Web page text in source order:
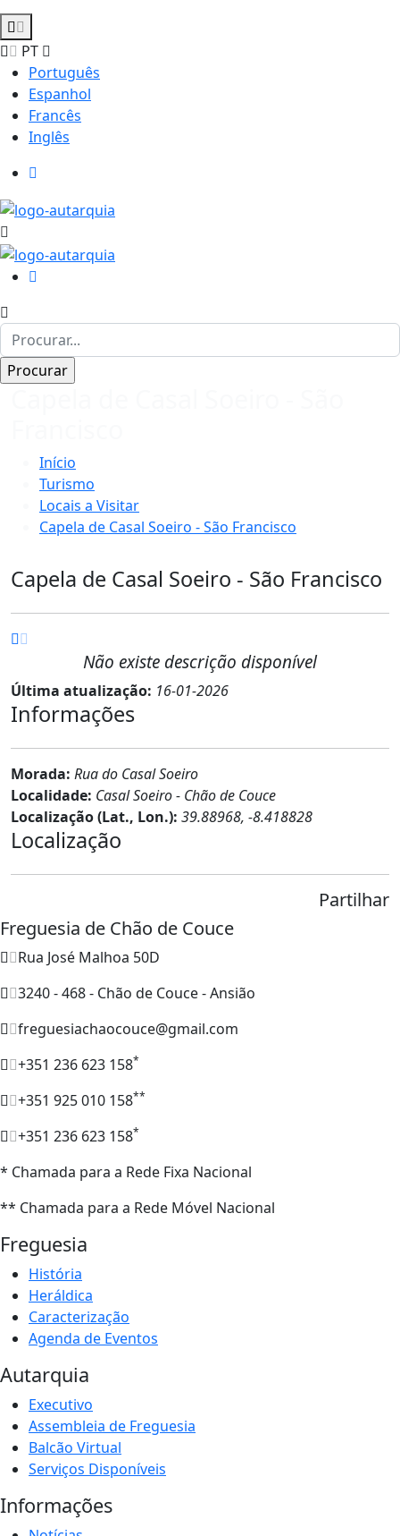
PT
Português
Espanhol
Francês
Inglês
Início
Turismo
Locais a Visitar
Capela de Casal Soeiro - São Francisco
Capela de Casal Soeiro - São Francisco
Não existe descrição disponível
Última atualização: 16-01-2026
Informações
Morada: Rua do Casal Soeiro
Localidade: Casal Soeiro - Chão de Couce
Localização (Lat., Lon.): 39.88968, -8.418828
Localização
Partilhar
Freguesia de Chão de Couce
Rua José Malhoa 50D
3240 - 468 - Chão de Couce - Ansião
freguesiachaocouce@gmail.com
+351 236 623 158*
+351 925 010 158**
+351 236 623 158*
* Chamada para a Rede Fixa Nacional
** Chamada para a Rede Móvel Nacional
Freguesia
História
Heráldica
Caracterização
Agenda de Eventos
Autarquia
Executivo
Assembleia de Freguesia
Balcão Virtual
Serviços Disponíveis
Informações